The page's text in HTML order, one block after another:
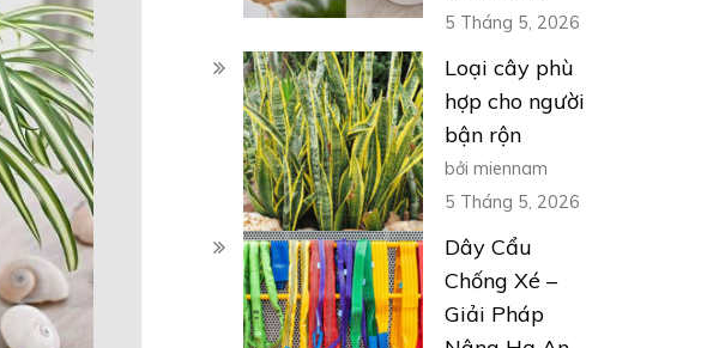
5 Tháng 5, 2026
Loại cây phù
hợp cho người
bận rộn
bởi miennam
5 Tháng 5, 2026
Dây Cẩu
Chống Xé –
Giải Pháp